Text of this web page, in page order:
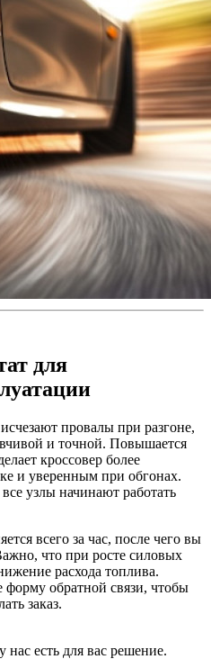
для
провалы при разгоне,
и точной. Повышается
кроссовер более
и уверенным при обгонах.
узлы начинают работать
всего за час, после чего вы
что при росте силовых
расхода топлива.
обратной связи, чтобы
заказ.
есть для вас решение.